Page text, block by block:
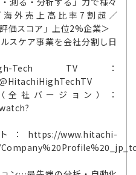
外売上高比率7割超／
価スコア」上位2%企業＞
スケア事業を会社分割し日
Tech TV：
社バージョン）：
https://www.hitachi-